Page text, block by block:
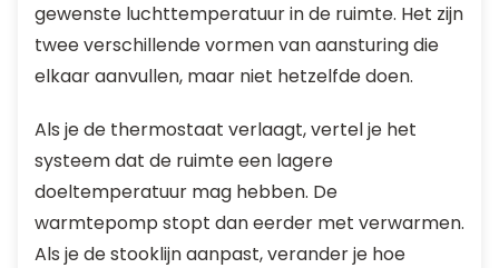
gewenste luchttemperatuur in de ruimte. Het zijn
twee verschillende vormen van aansturing die
elkaar aanvullen, maar niet hetzelfde doen.
Als je de thermostaat verlaagt, vertel je het
systeem dat de ruimte een lagere
doeltemperatuur mag hebben. De
warmtepomp stopt dan eerder met verwarmen.
Als je de stooklijn aanpast, verander je hoe